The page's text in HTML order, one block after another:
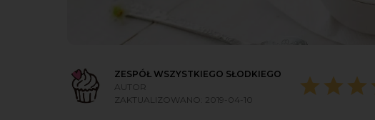
ZESPÓŁ WSZYSTKIEGO SŁODKIEGO
AUTOR
ZAKTUALIZOWANO: 2019-04-10